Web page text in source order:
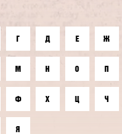
Г Д Е Ж
М Н О П
Ф Х Ц Ч
Я